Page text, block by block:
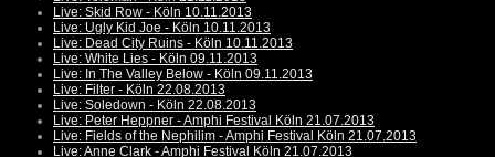
Live: Skid Row - Köln 10.11.2013
Live: Ugly Kid Joe - Köln 10.11.2013
Live: Dead City Ruins - Köln 10.11.2013
Live: White Lies - Köln 09.11.2013
Live: In The Valley Below - Köln 09.11.2013
Live: Filter - Köln 22.08.2013
Live: Soledown - Köln 22.08.2013
Live: Peter Heppner - Amphi Festival Köln 21.07.2013
Live: Fields of the Nephilim - Amphi Festival Köln 21.07.2013
Live: Anne Clark - Amphi Festival Köln 21.07.2013